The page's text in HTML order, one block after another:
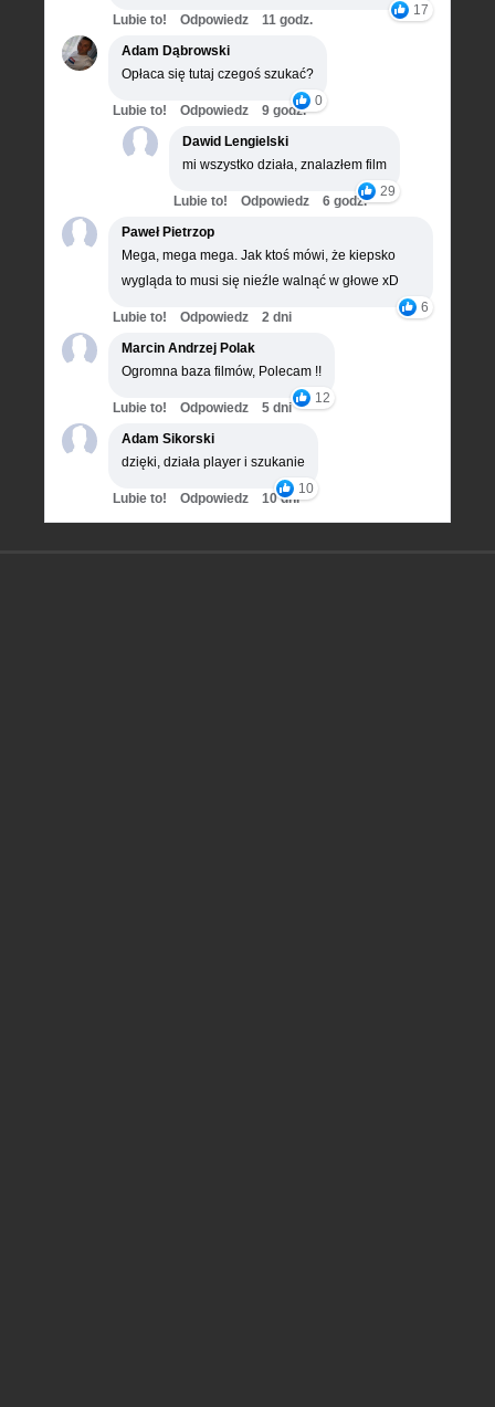
17
Lubie to! Odpowiedz
11 godz.
Adam Dąbrowski
Opłaca się tutaj czegoś szukać?
0
Lubie to! Odpowiedz
9 godz.
Dawid Lengielski
mi wszystko działa, znalazłem film
29
Lubie to! Odpowiedz
6 godz.
Paweł Pietrzop
Mega, mega mega. Jak ktoś mówi, że kiepsko
wygląda to musi się nieźle walnąć w głowe xD
6
Lubie to! Odpowiedz
2 dni
Marcin Andrzej Polak
Ogromna baza filmów, Polecam !!
12
Lubie to! Odpowiedz
5 dni
Adam Sikorski
dzięki, działa player i szukanie
10
Lubie to! Odpowiedz 10 dni